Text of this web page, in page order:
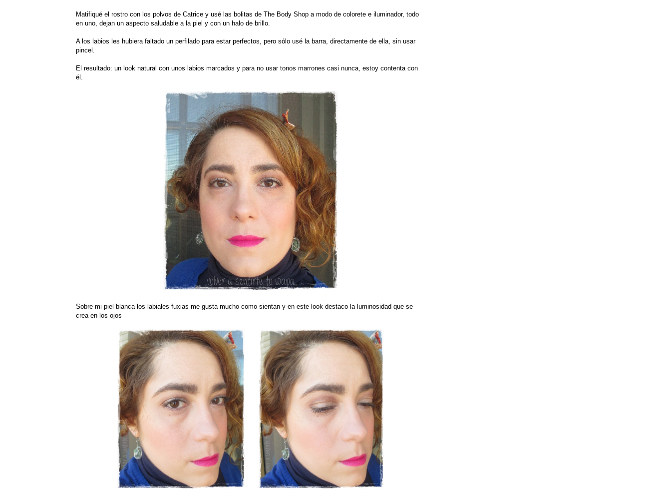
Matifiqué el rostro con los polvos de Catrice y usé las bolitas de The Body Shop a modo de colorete e iluminador, todo
en uno, dejan un aspecto saludable a la piel y con un halo de brillo.
A los labios les hubiera faltado un perfilado para estar perfectos, pero sólo usé la barra, directamente de ella, sin usar
pincel.
El resultado: un look natural con unos labios marcados y para no usar tonos marrones casi nunca, estoy contenta con
él.
Sobre mi piel blanca los labiales fuxias me gusta mucho como sientan y en este look destaco la luminosidad que se
crea en los ojos